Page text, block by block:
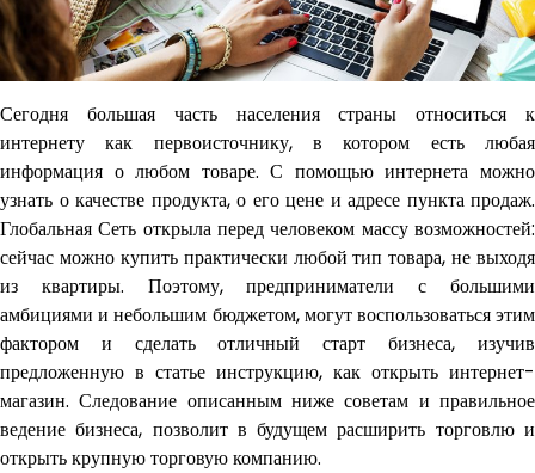
Сегодня большая часть населения страны относиться к
интернету как первоисточнику, в котором есть любая
информация о любом товаре. С помощью интернета можно
узнать о качестве продукта, о его цене и адресе пункта продаж.
Глобальная Сеть открыла перед человеком массу возможностей:
сейчас можно купить практически любой тип товара, не выходя
из квартиры. Поэтому, предприниматели с большими
амбициями и небольшим бюджетом, могут воспользоваться этим
фактором и сделать отличный старт бизнеса, изучив
предложенную в статье инструкцию, как открыть интернет-
магазин. Следование описанным ниже советам и правильное
ведение бизнеса, позволит в будущем расширить торговлю и
открыть крупную торговую компанию.